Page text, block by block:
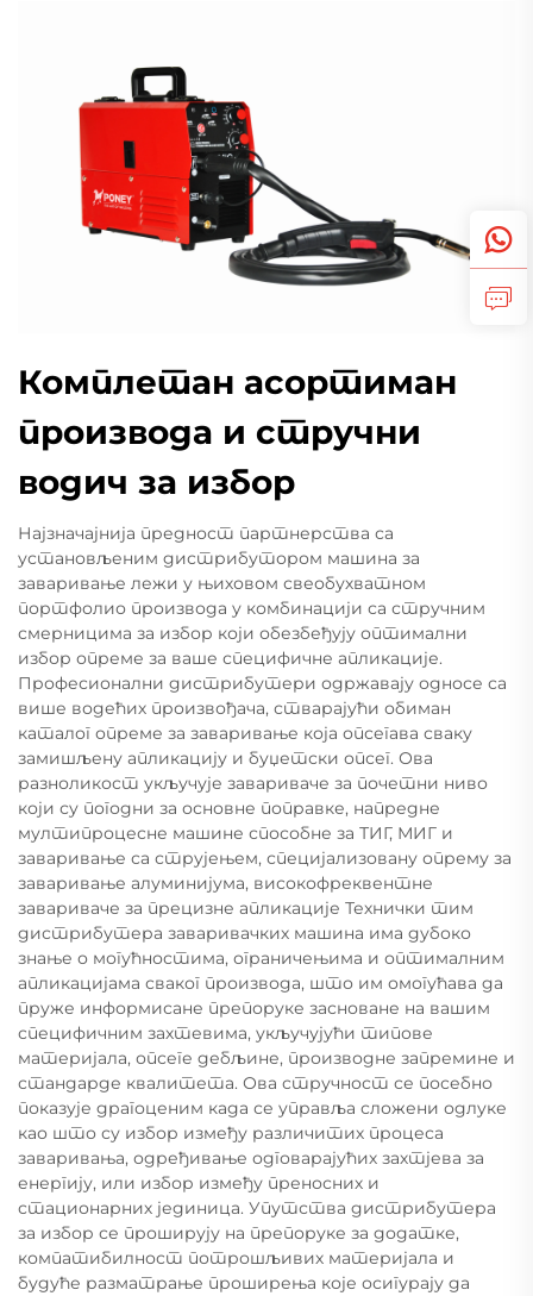
Комплетан асортиман
производа и стручни
водич за избор
Најзначајнија предност партнерства са
установљеним дистрибутором машина за
заваривање лежи у њиховом свеобухватном
портфолио производа у комбинацији са стручним
смерницима за избор који обезбеђују оптимални
избор опреме за ваше специфичне апликације.
Професионални дистрибутери одржавају односе са
више водећих произвођача, стварајући обиман
каталог опреме за заваривање која опсегава сваку
замишљену апликацију и буџетски опсег. Ова
разноликост укључује завариваче за почетни ниво
који су погодни за основне поправке, напредне
мултипроцесне машине способне за ТИГ, МИГ и
заваривање са струјењем, специјализовану опрему за
заваривање алуминијума, високофреквентне
завариваче за прецизне апликације Технички тим
дистрибутера заваривачких машина има дубоко
знање о могућностима, ограничењима и оптималним
апликацијама сваког производа, што им омогућава да
пруже информисане препоруке засноване на вашим
специфичним захтевима, укључујући типове
материјала, опсеге дебљине, производне запремине и
стандарде квалитета. Ова стручност се посебно
показује драгоценим када се управља сложени одлуке
као што су избор између различитих процеса
заваривања, одређивање одговарајућих захтјева за
енергију, или избор између преносних и
стационарних јединица. Упутства дистрибутера
за избор се проширују на препоруке за додатке,
компатибилност потрошљивих материјала и
будуће разматрање проширења које осигурају да